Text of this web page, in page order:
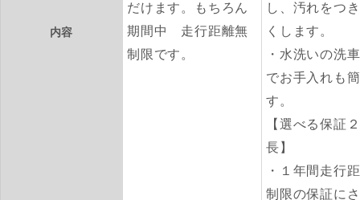
内容
だけます。もちろん
期間中 走行距離無
制限です。
し、汚れをつ
くします。
・水洗いの洗
でお手入れも
す。
【選べる保証
長】
・１年間走行
制限の保証に